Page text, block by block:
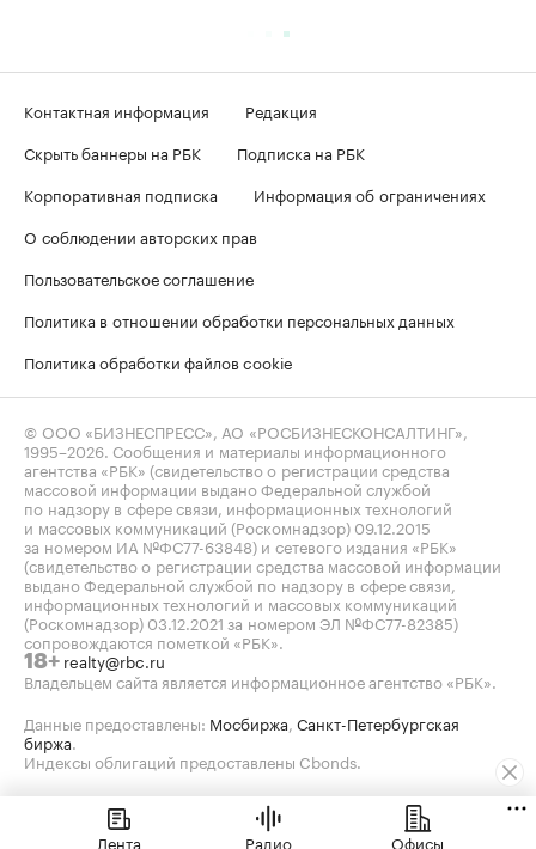
Контактная информация
Редакция
Скрыть баннеры на РБК
Подписка на РБК
Корпоративная подписка
Информация об ограничениях
О соблюдении авторских прав
Пользовательское соглашение
Политика в отношении обработки персональных данных
Политика обработки файлов cookie
© ООО «БИЗНЕСПРЕСС», АО «РОСБИЗНЕСКОНСАЛТИНГ»,
1995–2026. Сообщения и материалы информационного
агентства «РБК» (свидетельство о регистрации средства
массовой информации выдано Федеральной службой
по надзору в сфере связи, информационных технологий
и массовых коммуникаций (Роскомнадзор) 09.12.2015
за номером ИА №ФС77-63848) и сетевого издания «РБК»
(свидетельство о регистрации средства массовой информации
выдано Федеральной службой по надзору в сфере связи,
информационных технологий и массовых коммуникаций
(Роскомнадзор) 03.12.2021 за номером ЭЛ №ФС77-82385)
сопровождаются пометкой «РБК».
18+ realty@rbc.ru
Владельцем сайта является информационное агентство «РБК».
Данные предоставлены: Мосбиржа, Санкт-Петербургская
биржа.
Индексы облигаций предоставлены Cbonds.
Лента Радио Офисы